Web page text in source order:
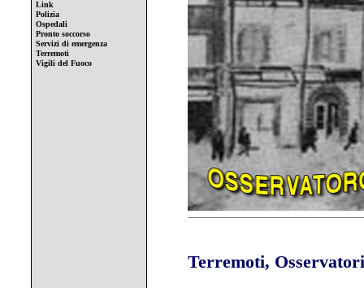
Link
Polizia
Ospedali
Pronto soccorso
Servizi di emergenza
Terremoti
Vigili del Fuoco
Terremoti,